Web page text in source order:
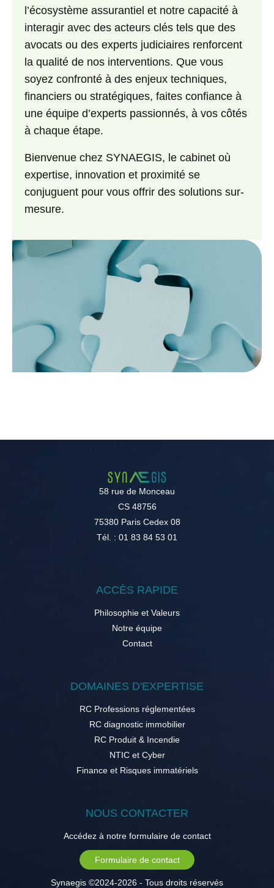
l’écosystème assurantiel et notre capacité à
interagir avec des acteurs clés tels que des
avocats ou des experts judiciaires renforcent
la qualité de nos interventions. Que vous
soyez confronté à des enjeux techniques,
financiers ou stratégiques, faites confiance à
une équipe d’experts passionnés, à vos côtés
à chaque étape.
Bienvenue chez SYNAEGIS, le cabinet où
expertise, innovation et proximité se
conjuguent pour vous offrir des solutions sur-
mesure.
58 rue de Monceau
CS 48756
75380 Paris Cedex 08
Tél. : 01 83 84 53 01
ACCÈS RAPIDE
Philosophie et Valeurs
Notre équipe
Contact
DOMAINES D'EXPERTISE
RC Professions réglementées
RC diagnostic immobilier
RC Produit & Incendie
NTIC et Cyber
Finance et Risques immatériels
NOUS CONTACTER
Accédez à notre formulaire de contact
Formulaire de contact
Synaegis ©2024-2026 - Tous droits réservés